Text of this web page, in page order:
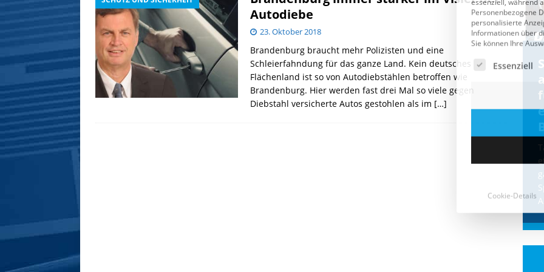
Autodiebe
23. Oktober 2018
Brandenburg braucht mehr Polizisten und eine
Schleierfahndung für das ganze Land. Kein deutsches
Flächenland ist so von Autodiebstählen betroffen wie
Brandenburg. Hier werden fast drei Mal so viele gegen
Diebstahl versicherte Autos gestohlen als im […]
CDU & Ampel wollen nach
der Wahl wieder Afghanen
einfliegen: Zeit für ein
Asylmoratorium!